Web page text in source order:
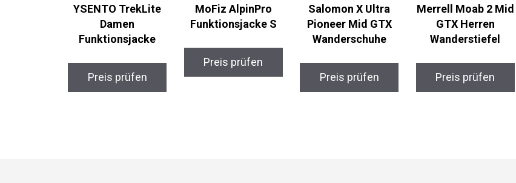
YSENTO TrekLite
Damen
Funktionsjacke
Preis prüfen
MoFiz AlpinPro
Funktionsjacke S
Preis prüfen
Salomon X Ultra
Pioneer Mid GTX
Wanderschuhe
Preis prüfen
Merrell Moab 2 Mid
GTX Herren
Wanderstiefel
Preis prüfen